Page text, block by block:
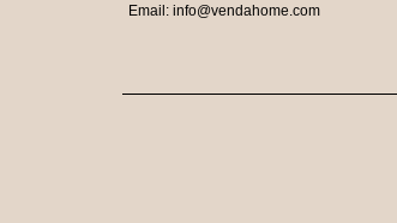
Email: info@vendahome.com